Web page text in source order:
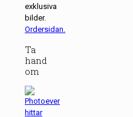
exklusiva
bilder.
Ordersidan.
Ta
hand
om